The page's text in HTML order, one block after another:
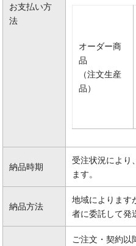
お支払い方
法
オーダー商
品
（注文生産
品）
納品時期
受注状況により
ます。
納品方法
地域によります
者に委託して発
ご注文・契約以